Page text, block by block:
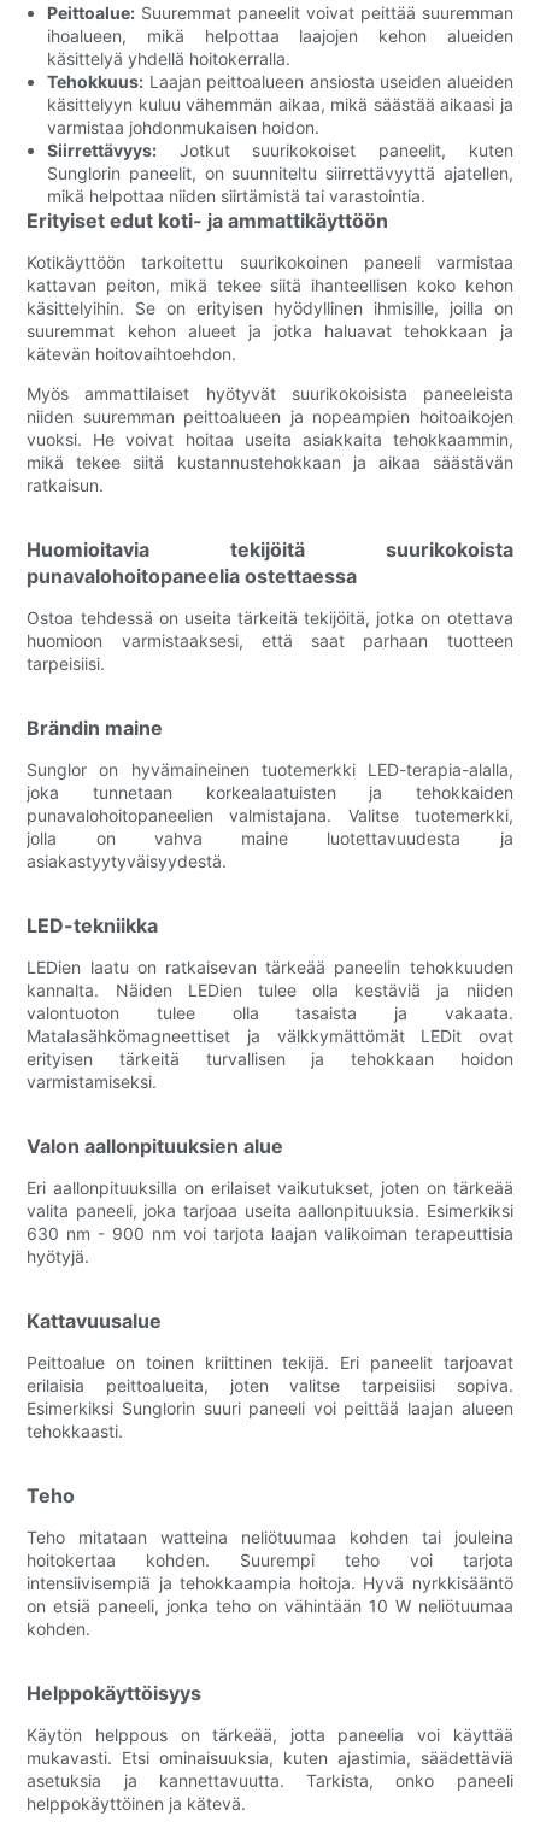
Peittoalue: Suuremmat paneelit voivat peittää suuremman
ihoalueen, mikä helpottaa laajojen kehon alueiden
käsittelyä yhdellä hoitokerralla.
Tehokkuus: Laajan peittoalueen ansiosta useiden alueiden
käsittelyyn kuluu vähemmän aikaa, mikä säästää aikaasi ja
varmistaa johdonmukaisen hoidon.
Siirrettävyys: Jotkut suurikokoiset paneelit, kuten
Sunglorin paneelit, on suunniteltu siirrettävyyttä ajatellen,
mikä helpottaa niiden siirtämistä tai varastointia.
Erityiset edut koti- ja ammattikäyttöön
Kotikäyttöön tarkoitettu suurikokoinen paneeli varmistaa
kattavan peiton, mikä tekee siitä ihanteellisen koko kehon
käsittelyihin. Se on erityisen hyödyllinen ihmisille, joilla on
suuremmat kehon alueet ja jotka haluavat tehokkaan ja
kätevän hoitovaihtoehdon.
Myös ammattilaiset hyötyvät suurikokoisista paneeleista
niiden suuremman peittoalueen ja nopeampien hoitoaikojen
vuoksi. He voivat hoitaa useita asiakkaita tehokkaammin,
mikä tekee siitä kustannustehokkaan ja aikaa säästävän
ratkaisun.
Huomioitavia tekijöitä suurikokoista
punavalohoitopaneelia ostettaessa
Ostoa tehdessä on useita tärkeitä tekijöitä, jotka on otettava
huomioon varmistaaksesi, että saat parhaan tuotteen
tarpeisiisi.
Brändin maine
Sunglor on hyvämaineinen tuotemerkki LED-terapia-alalla,
joka tunnetaan korkealaatuisten ja tehokkaiden
punavalohoitopaneelien valmistajana. Valitse tuotemerkki,
jolla on vahva maine luotettavuudesta ja
asiakastyytyväisyydestä.
LED-tekniikka
LEDien laatu on ratkaisevan tärkeää paneelin tehokkuuden
kannalta. Näiden LEDien tulee olla kestäviä ja niiden
valontuoton tulee olla tasaista ja vakaata.
Matalasähkömagneettiset ja välkkymättömät LEDit ovat
erityisen tärkeitä turvallisen ja tehokkaan hoidon
varmistamiseksi.
Valon aallonpituuksien alue
Eri aallonpituuksilla on erilaiset vaikutukset, joten on tärkeää
valita paneeli, joka tarjoaa useita aallonpituuksia. Esimerkiksi
630 nm - 900 nm voi tarjota laajan valikoiman terapeuttisia
hyötyjä.
Kattavuusalue
Peittoalue on toinen kriittinen tekijä. Eri paneelit tarjoavat
erilaisia ​​peittoalueita, joten valitse tarpeisiisi sopiva.
Esimerkiksi Sunglorin suuri paneeli voi peittää laajan alueen
tehokkaasti.
Teho
Teho mitataan watteina neliötuumaa kohden tai jouleina
hoitokertaa kohden. Suurempi teho voi tarjota
intensiivisempiä ja tehokkaampia hoitoja. Hyvä nyrkkisääntö
on etsiä paneeli, jonka teho on vähintään 10 W neliötuumaa
kohden.
Helppokäyttöisyys
Käytön helppous on tärkeää, jotta paneelia voi käyttää
mukavasti. Etsi ominaisuuksia, kuten ajastimia, säädettäviä
asetuksia ja kannettavuutta. Tarkista, onko paneeli
helppokäyttöinen ja kätevä.